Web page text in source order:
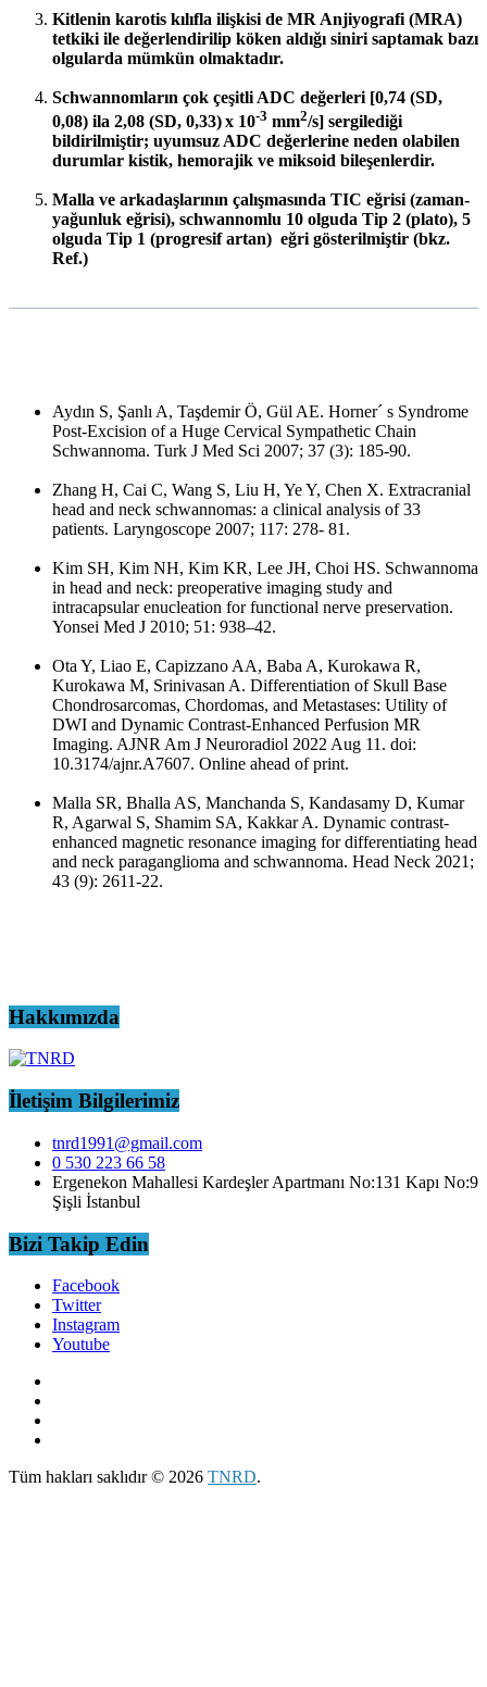
Kitlenin karotis kılıfla ilişkisi de MR Anjiyografi (MRA)
tetkiki ile değerlendirilip köken aldığı siniri saptamak bazı
olgularda mümkün olmaktadır.
Schwannomların çok çeşitli ADC değerleri [0,74 (SD,
0,08) ila 2,08 (SD, 0,33) x 10-3 mm2/s] sergilediği
bildirilmiştir; uyumsuz ADC değerlerine neden olabilen
durumlar kistik, hemorajik ve miksoid bileşenlerdir.
Malla ve arkadaşlarının çalışmasında TIC eğrisi (zaman-
yağunluk eğrisi), schwannomlu 10 olguda Tip 2 (plato), 5
olguda Tip 1 (progresif artan) eğri gösterilmiştir (bkz.
Ref.)
Aydın S, Şanlı A, Taşdemir Ö, Gül AE. Horner´ s Syndrome
Post-Excision of a Huge Cervical Sympathetic Chain
Schwannoma. Turk J Med Sci 2007; 37 (3): 185-90.
Zhang H, Cai C, Wang S, Liu H, Ye Y, Chen X. Extracranial
head and neck schwannomas: a clinical analysis of 33
patients. Laryngoscope 2007; 117: 278- 81.
Kim SH, Kim NH, Kim KR, Lee JH, Choi HS. Schwannoma
in head and neck: preoperative imaging study and
intracapsular enucleation for functional nerve preservation.
Yonsei Med J 2010; 51: 938–42.
Ota Y, Liao E, Capizzano AA, Baba A, Kurokawa R,
Kurokawa M, Srinivasan A. Differentiation of Skull Base
Chondrosarcomas, Chordomas, and Metastases: Utility of
DWI and Dynamic Contrast-Enhanced Perfusion MR
Imaging. AJNR Am J Neuroradiol 2022 Aug 11. doi:
10.3174/ajnr.A7607. Online ahead of print.
Malla SR, Bhalla AS, Manchanda S, Kandasamy D, Kumar
R, Agarwal S, Shamim SA, Kakkar A. Dynamic contrast-
enhanced magnetic resonance imaging for differentiating head
and neck paraganglioma and schwannoma. Head Neck 2021;
43 (9): 2611-22.
Hakkımızda
İletişim Bilgilerimiz
tnrd1991@gmail.com
0 530 223 66 58
Ergenekon Mahallesi Kardeşler Apartmanı No:131 Kapı No:9
Şişli İstanbul
Bizi Takip Edin
Facebook
Twitter
Instagram
Youtube
Tüm hakları saklıdır © 2026 TNRD.